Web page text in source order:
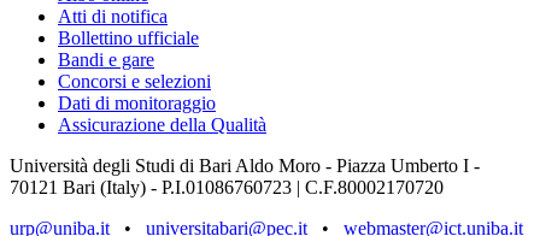
Atti di notifica
Bollettino ufficiale
Bandi e gare
Concorsi e selezioni
Dati di monitoraggio
Assicurazione della Qualità
Università degli Studi di Bari Aldo Moro - Piazza Umberto I -
70121 Bari (Italy) - P.I.01086760723 | C.F.80002170720
urp@uniba.it • universitabari@pec.it • webmaster@ict.uniba.it